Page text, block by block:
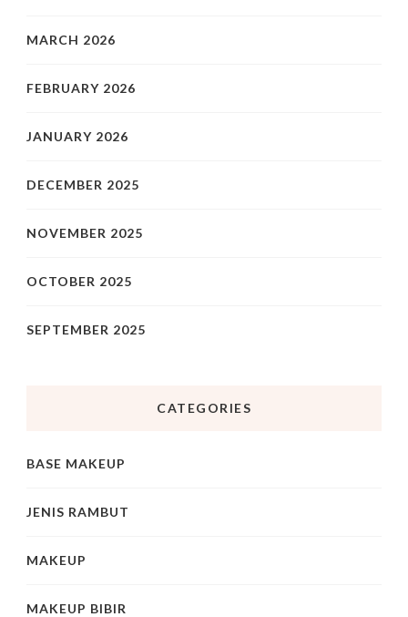
MARCH 2026
FEBRUARY 2026
JANUARY 2026
DECEMBER 2025
NOVEMBER 2025
OCTOBER 2025
SEPTEMBER 2025
CATEGORIES
BASE MAKEUP
JENIS RAMBUT
MAKEUP
MAKEUP BIBIR